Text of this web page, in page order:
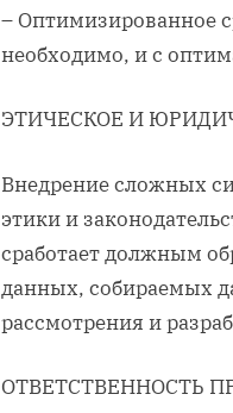
– Оптимизированное
необходимо, и с
ЭТИЧЕСКОЕ И
Внедрение сложных
этики и
сработает должным
данных, собираемых
рассмотрения и
ОТВЕТСТВЕННОСТЬ